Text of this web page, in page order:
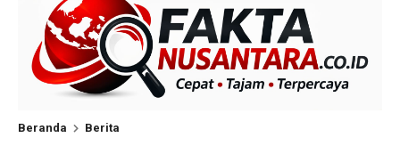
Beranda Berita